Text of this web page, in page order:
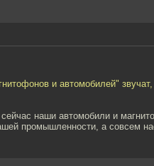
и автомобилей" звучат,
наши автомобили и
промышленности, а совсем